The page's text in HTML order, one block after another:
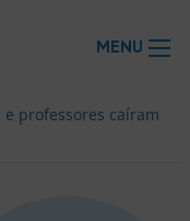
professores caíram
MENU